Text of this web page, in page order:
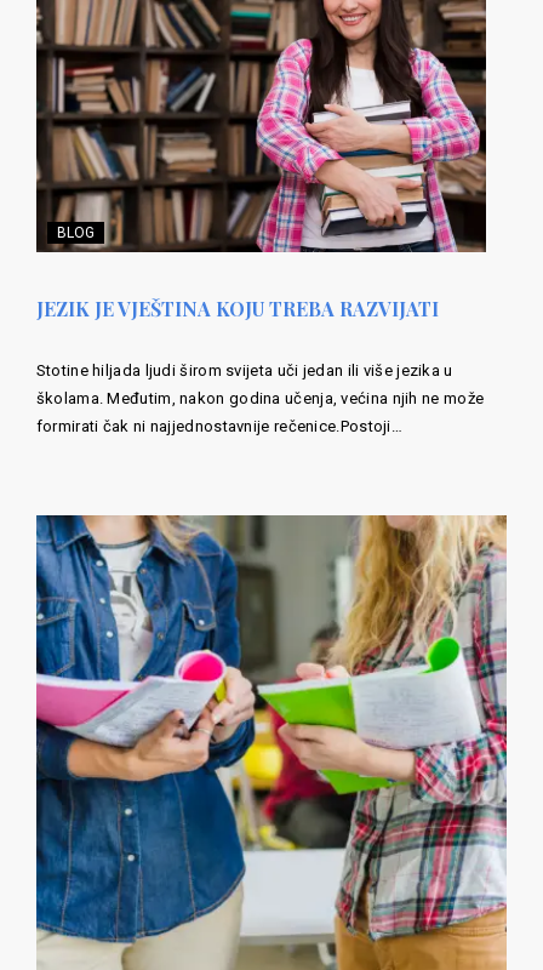
BLOG
JEZIK JE VJEŠTINA KOJU TREBA RAZVIJATI
Stotine hiljada ljudi širom svijeta uči jedan ili više jezika u
školama. Međutim, nakon godina učenja, većina njih ne može
formirati čak ni najjednostavnije rečenice.Postoji…